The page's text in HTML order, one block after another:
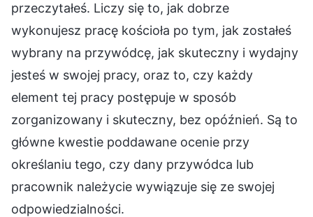
przeczytałeś. Liczy się to, jak dobrze
wykonujesz pracę kościoła po tym, jak zostałeś
wybrany na przywódcę, jak skuteczny i wydajny
jesteś w swojej pracy, oraz to, czy każdy
element tej pracy postępuje w sposób
zorganizowany i skuteczny, bez opóźnień. Są to
główne kwestie poddawane ocenie przy
określaniu tego, czy dany przywódca lub
pracownik należycie wywiązuje się ze swojej
odpowiedzialności.